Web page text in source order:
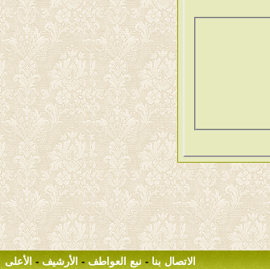
الاتصال بنا - نبع العواطف - الأرشيف - الأعلى